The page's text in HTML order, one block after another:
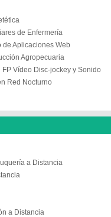
de Enfermería
de Aplicaciones Web
Agropecuaria
FP Vídeo Disc-jockey y Sonido
Red Nocturno
a Distancia
a Distancia